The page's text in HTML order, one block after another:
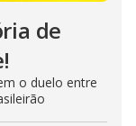
de
o duelo entre